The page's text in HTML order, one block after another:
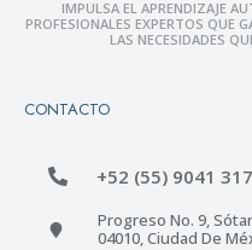
IMPULSA EL APRENDIZAJE
PROFESIONALES EXPERTOS QUE
LAS NECESIDADES
CONTACTO
+52 (55) 9041
Progreso No. 9,
04010, Ciudad De